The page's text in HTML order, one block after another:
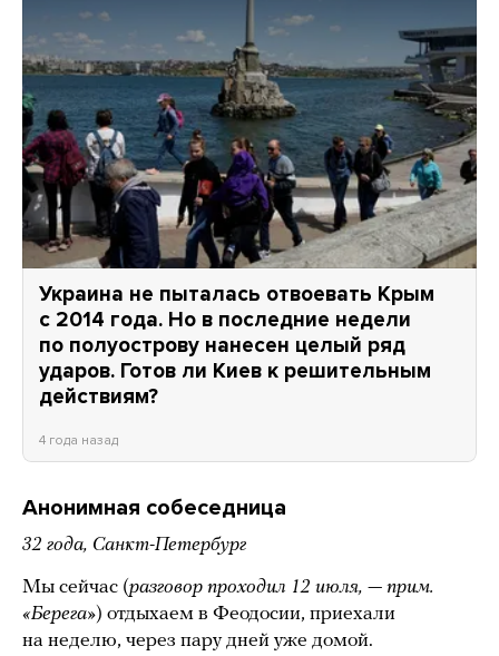
Украина не пыталась отвоевать Крым
с 2014 года. Но в последние недели
по полуострову нанесен целый ряд
ударов. Готов ли Киев к решительным
действиям?
4 года назад
Анонимная собеседница
32 года, Санкт-Петербург
Мы сейчас (разговор проходил 12 июля, — прим.
«Берега») отдыхаем в Феодосии, приехали
на неделю, через пару дней уже домой.